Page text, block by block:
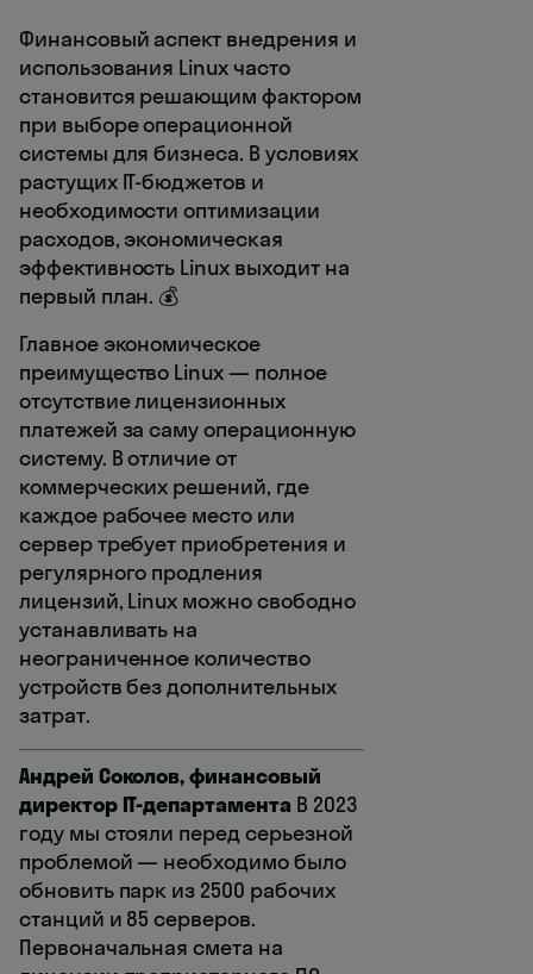
Финансовый аспект внедрения и
использования Linux часто
становится решающим фактором
при выборе операционной
системы для бизнеса. В условиях
растущих IT-бюджетов и
необходимости оптимизации
расходов, экономическая
эффективность Linux выходит на
первый план. 💰
Главное экономическое
преимущество Linux — полное
отсутствие лицензионных
платежей за саму операционную
систему. В отличие от
коммерческих решений, где
каждое рабочее место или
сервер требует приобретения и
регулярного продления
лицензий, Linux можно свободно
устанавливать на
неограниченное количество
устройств без дополнительных
затрат.
Андрей Соколов, финансовый
директор IT-департамента В 2023
году мы стояли перед серьезной
проблемой — необходимо было
обновить парк из 2500 рабочих
станций и 85 серверов.
Первоначальная смета на